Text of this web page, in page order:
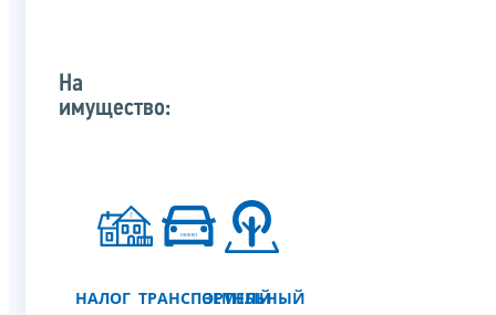
На
имущество:
НАЛОГ ТРАНСПОРТНЫЙ
ЗЕМЕЛЬНЫЙ